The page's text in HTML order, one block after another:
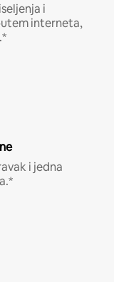
i
interneta,
i jedna